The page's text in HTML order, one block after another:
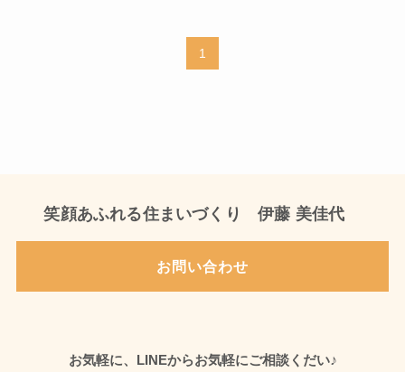
1
笑顔あふれる住まいづくり 伊藤 美佳代
お問い合わせ
お気軽に、LINEからお気軽にご相談くだい♪